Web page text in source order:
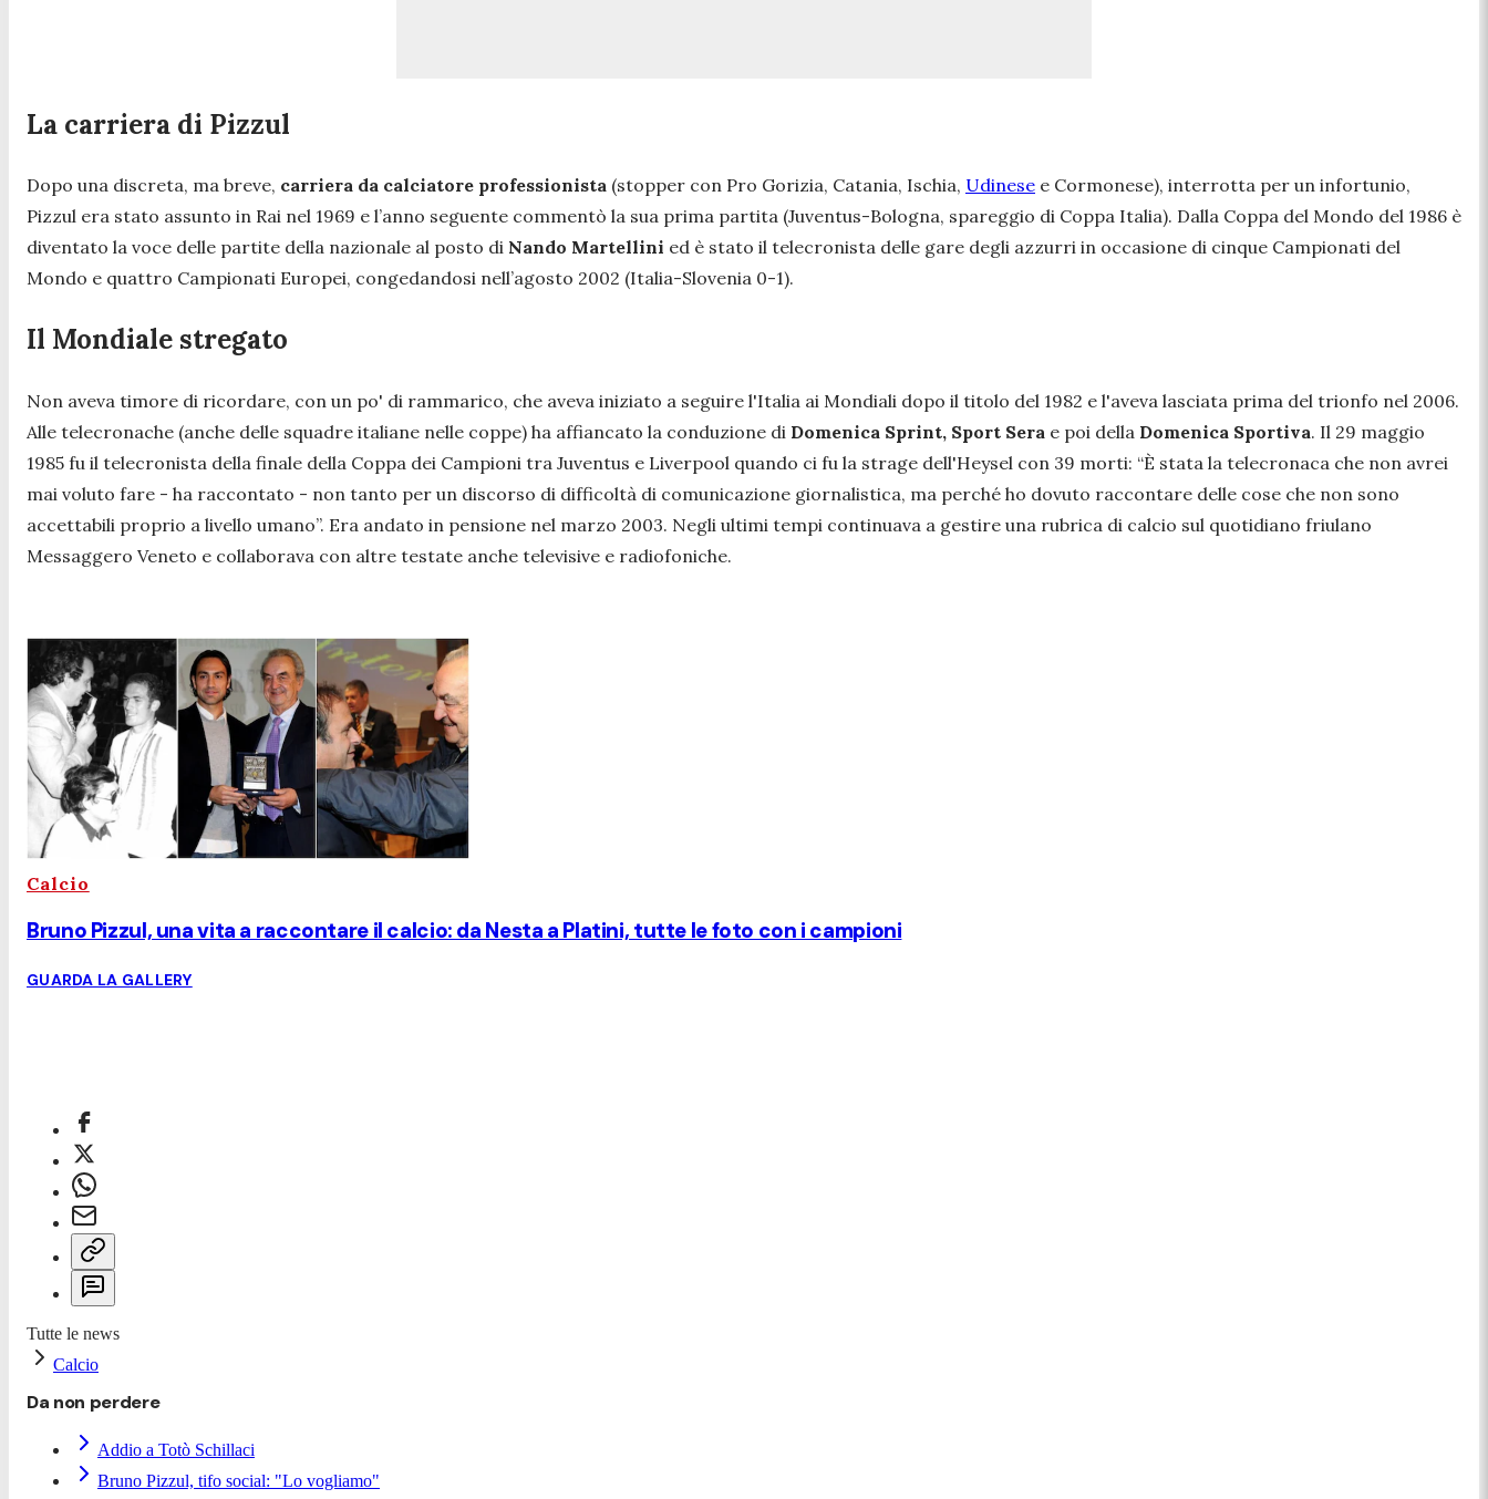
La carriera di Pizzul
Dopo una discreta, ma breve, carriera da calciatore professionista (stopper con Pro Gorizia, Catania, Ischia, Udinese e Cormonese), interrotta per un infortunio,
Pizzul era stato assunto in Rai nel 1969 e l’anno seguente commentò la sua prima partita (Juventus-Bologna, spareggio di Coppa Italia). Dalla Coppa del Mondo del 1986 è
diventato la voce delle partite della nazionale al posto di Nando Martellini ed è stato il telecronista delle gare degli azzurri in occasione di cinque Campionati del
Mondo e quattro Campionati Europei, congedandosi nell’agosto 2002 (Italia-Slovenia 0-1).
Il Mondiale stregato
Non aveva timore di ricordare, con un po' di rammarico, che aveva iniziato a seguire l'Italia ai Mondiali dopo il titolo del 1982 e l'aveva lasciata prima del trionfo nel 2006.
Alle telecronache (anche delle squadre italiane nelle coppe) ha affiancato la conduzione di Domenica Sprint, Sport Sera e poi della Domenica Sportiva. Il 29 maggio
1985 fu il telecronista della finale della Coppa dei Campioni tra Juventus e Liverpool quando ci fu la strage dell'Heysel con 39 morti: “È stata la telecronaca che non avrei
mai voluto fare - ha raccontato - non tanto per un discorso di difficoltà di comunicazione giornalistica, ma perché ho dovuto raccontare delle cose che non sono
accettabili proprio a livello umano”. Era andato in pensione nel marzo 2003. Negli ultimi tempi continuava a gestire una rubrica di calcio sul quotidiano friulano
Messaggero Veneto e collaborava con altre testate anche televisive e radiofoniche.
Calcio
Bruno Pizzul, una vita a raccontare il calcio: da Nesta a Platini, tutte le foto con i campioni
GUARDA LA GALLERY
Tutte le news
Calcio
Da non perdere
Addio a Totò Schillaci
Bruno Pizzul, tifo social: "Lo vogliamo"